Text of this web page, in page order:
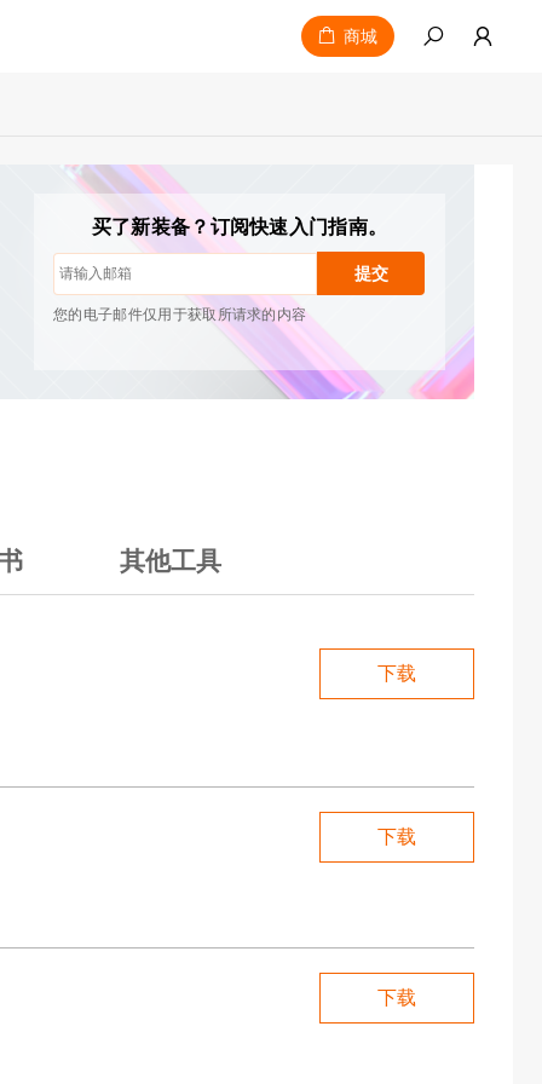
商城
买了新装备？订阅快速入门指南。
提交
提示与故障排除
艺术家故事与灵感
每月1-2封邮件，绝不发送垃圾邮件
取消订阅：随时一键取消
其他工具
下载
下载
下载